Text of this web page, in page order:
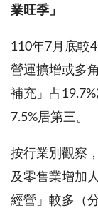
業旺季」
110年7月底較4
營運擴增或多
補充」占19.7%
7.5%居第三。
按行業別觀察
及零售業增加
經營」較多（